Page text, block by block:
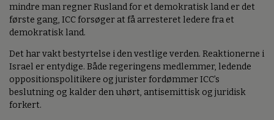
mindre man regner Rusland for et demokratisk land er det
første gang, ICC forsøger at få arresteret ledere fra et
demokratisk land.
Det har vakt bestyrtelse i den vestlige verden. Reaktionerne i
Israel er entydige. Både regeringens medlemmer, ledende
oppositionspolitikere og jurister fordømmer ICC’s
beslutning og kalder den uhørt, antisemittisk og juridisk
forkert.